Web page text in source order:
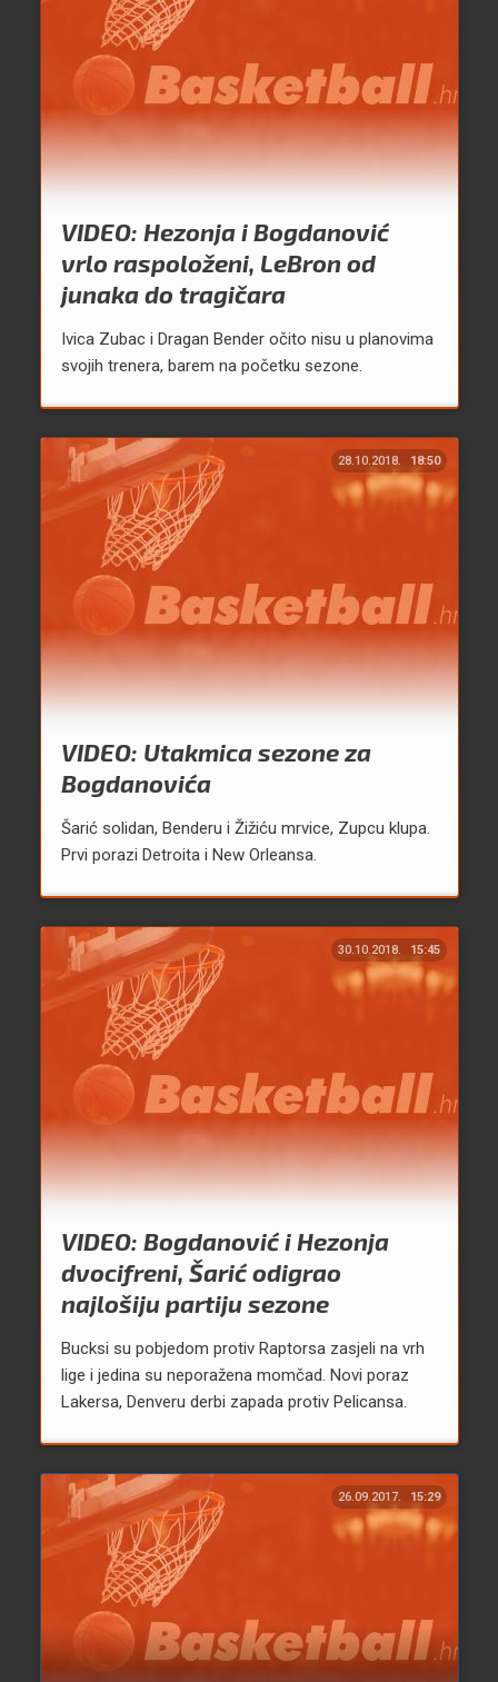
VIDEO: Hezonja i Bogdanović
vrlo raspoloženi, LeBron od
junaka do tragičara
Ivica Zubac i Dragan Bender očito nisu u planovima
svojih trenera, barem na početku sezone.
28.10.2018. 18:50
VIDEO: Utakmica sezone za
Bogdanovića
Šarić solidan, Benderu i Žižiću mrvice, Zupcu klupa.
Prvi porazi Detroita i New Orleansa.
30.10.2018. 15:45
VIDEO: Bogdanović i Hezonja
dvocifreni, Šarić odigrao
najlošiju partiju sezone
Bucksi su pobjedom protiv Raptorsa zasjeli na vrh
lige i jedina su neporažena momčad. Novi poraz
Lakersa, Denveru derbi zapada protiv Pelicansa.
26.09.2017. 15:29